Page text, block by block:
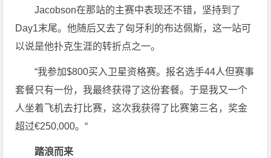
Jacobson在那站的主赛中表现还不错，坚持到了
Day1末尾。他随后又去了匈牙利的布达佩斯，这一站可
以说是他扑克生涯的转折点之一。
“我参加$800买入卫星资格赛。报名选手44人但赛事
套餐只有一份，我最终获得了这份套餐。于是我又一个
人坐着飞机去打比赛，这次我获得了比赛第三名，奖金
超过€250,000。“
踏浪而来